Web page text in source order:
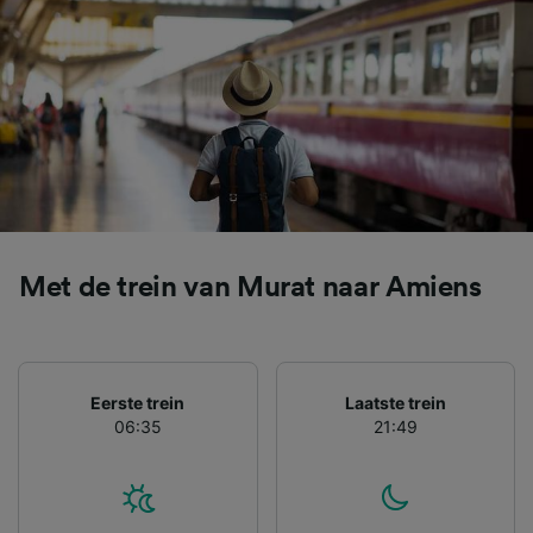
Met de trein van Murat naar Amiens
Eerste trein
06:35
Laatste trein
21:49
contentmetingen, doelgroepenonderzoek en
ontwikkeling van diensten.
Partnerlijst (derden)